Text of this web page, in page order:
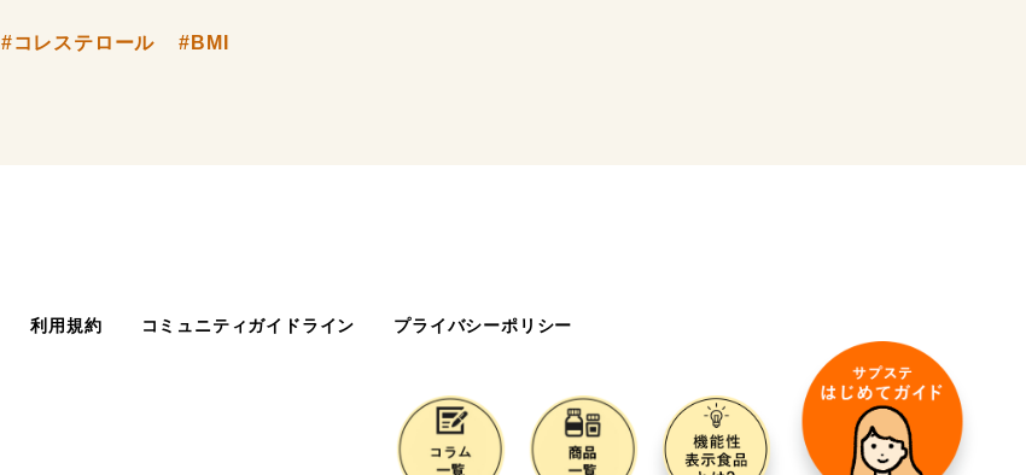
#コレステロール #BMI
利用規約 コミュニティガイドライン プライバシーポリシー